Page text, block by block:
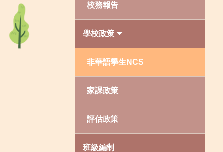
校務報告
學校政策
非華語學生NCS
家課政策
評估政策
班級編制